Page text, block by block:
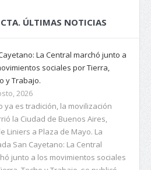
CTA. ÚLTIMAS NOTICIAS
La Central marchó junto a
sociales por Tierra,
y Trabajo.
2026
ya es tradición, la movilización
la Ciudad de Buenos Aires,
Liniers a Plaza de Mayo. La
San Cayetano: La Central
junto a los movimientos sociales